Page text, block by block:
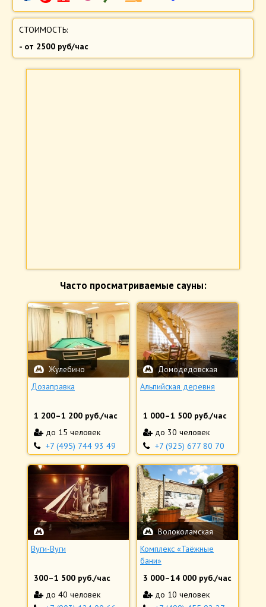
СТОИМОСТЬ:
- от 2500 руб/час
Часто просматриваемые сауны:
Жулебино
Дозаправка
1 200–1 200 руб./час
до 15 человек
+7 (495) 744 93 49
Домодедовская
Альпийская деревня
1 000–1 500 руб./час
до 30 человек
+7 (925) 677 80 70
Вуги-Вуги
300–1 500 руб./час
до 40 человек
Волоколамская
Комплекс «Таёжные
бани»
3 000–14 000 руб./час
до 10 человек